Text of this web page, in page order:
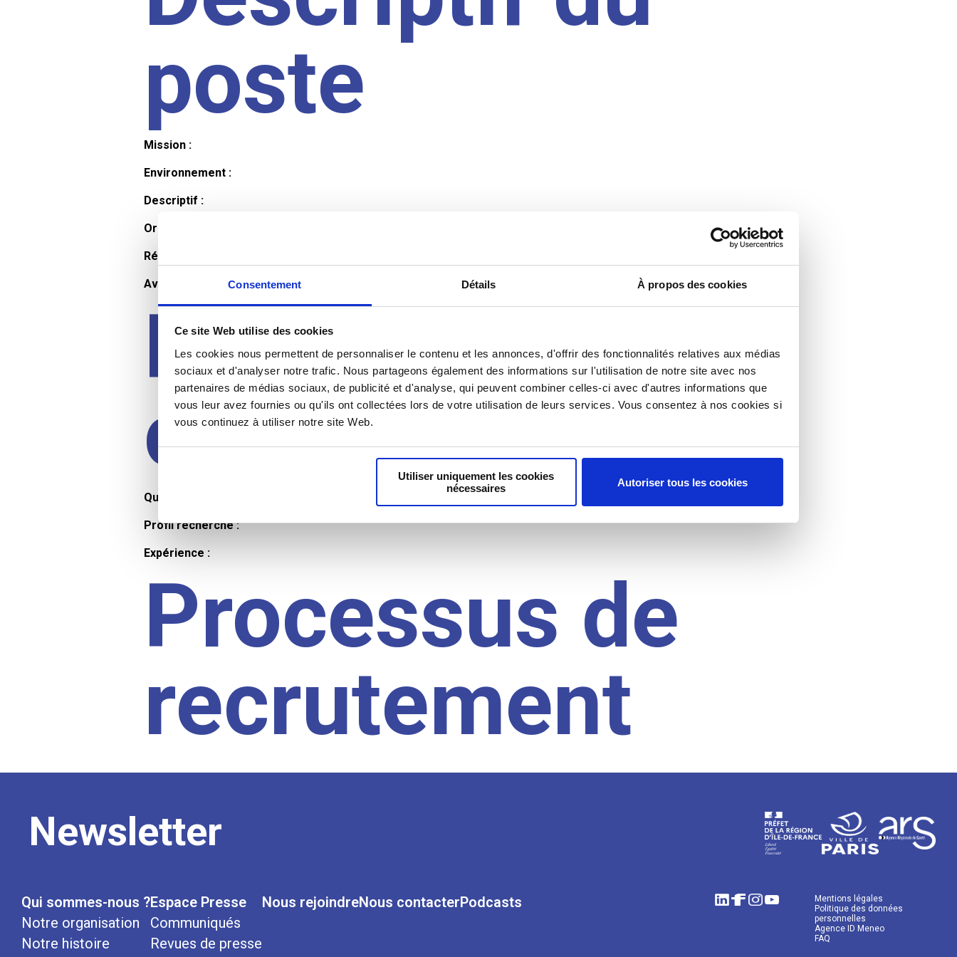
Consentement Détails À propos des cookies
Ce site Web utilise des cookies
Les cookies nous permettent de personnaliser le contenu et les annonces, d'offrir des fonctionnalités relatives aux médias
sociaux et d'analyser notre trafic. Nous partageons également des informations sur l'utilisation de notre site avec nos
partenaires de médias sociaux, de publicité et d'analyse, qui peuvent combiner celles-ci avec d'autres informations que
vous leur avez fournies ou qu'ils ont collectées lors de votre utilisation de leurs services. Vous consentez à nos cookies si
vous continuez à utiliser notre site Web.
Utiliser uniquement les cookies
nécessaires
Autoriser tous les cookies
poste
Mission :
Environnement :
Descriptif :
Organisation et horaires :
Rémunération :
Avantages :
Profil du
candidat
Qualifications et diplômes :
Profil recherché :
Expérience :
Processus de
recrutement
Newsletter
Qui sommes-nous ?
Notre organisation
Notre histoire
Espace Presse
Communiqués
Revues de presse
Nous rejoindreNous contacterPodcasts
Mentions légales
Politique des données
personnelles
Agence ID Meneo
FAQ